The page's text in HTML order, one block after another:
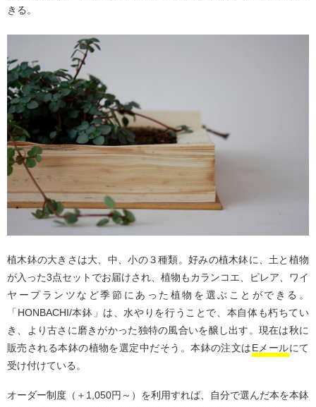
きる。
植木鉢の大きさは大、中、小の３種類。好みの植木鉢に、土と植物
が入った3点セットでお届けされ、植物もカランコエ、ピレア、ワイ
ヤープランツなど季節にあった植物を選ぶことができる。
「HONBACHI/本鉢」は、水やりを行うことで、本自体も朽ちてい
き、より古さに磨きがかった独特の風合いを醸し出す。現在は秋に
販売される本鉢の植物を選定中だそう。本鉢の注文はEメールにて
受け付けている。
オーダー制度（＋1,050円～）を利用すれば、自分で選んだ本を本鉢